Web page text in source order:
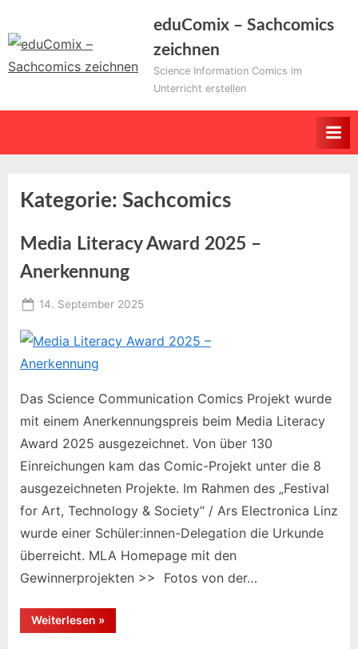
to
content
eduComix – Sachcomics
zeichnen
Science Information Comics im
Unterricht erstellen
Kategorie: Sachcomics
Media Literacy Award 2025 –
Anerkennung
Posted
14. September 2025
Das Science Communication Comics Projekt wurde
mit einem Anerkennungspreis beim Media Literacy
Award 2025 ausgezeichnet. Von über 130
Einreichungen kam das Comic-Projekt unter die 8
ausgezeichneten Projekte. Im Rahmen des „Festival
for Art, Technology & Society“ / Ars Electronica Linz
wurde einer Schüler:innen-Delegation die Urkunde
überreicht. MLA Homepage mit den
Gewinnerprojekten >> Fotos von der…
Weiterlesen “Media
Literacy
»